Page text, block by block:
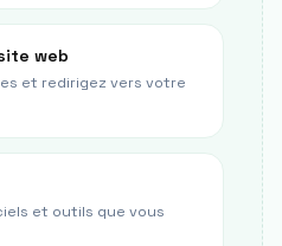
web
et redirigez vers votre
et outils que vous